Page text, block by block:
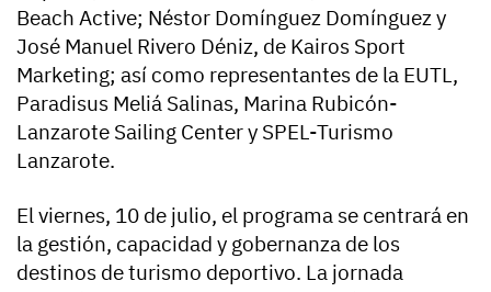
Beach Active; Néstor Domínguez Domínguez y
José Manuel Rivero Déniz, de Kairos Sport
Marketing; así como representantes de la EUTL,
Paradisus Meliá Salinas, Marina Rubicón-
Lanzarote Sailing Center y SPEL-Turismo
Lanzarote.
El viernes, 10 de julio, el programa se centrará en
la gestión, capacidad y gobernanza de los
destinos de turismo deportivo. La jornada